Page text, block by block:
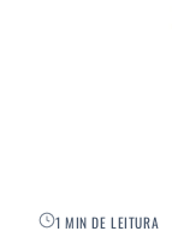
1 MIN DE LEITURA